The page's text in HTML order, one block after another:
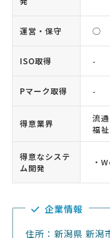
運営・保守 ◯
ISO取得 -
Pマーク取得 -
得意業界
流
福祉
得意なシステ
ム開発
・
企業情報
住所：新潟県 新潟